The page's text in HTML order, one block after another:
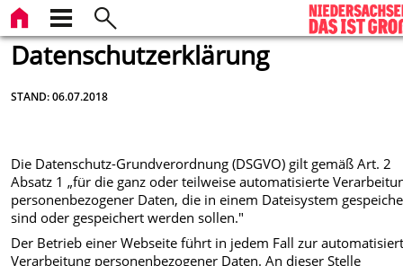
Datenschutzerklärung
STAND: 06.07.2018
Die Datenschutz-Grundverordnung (DSGVO) gilt gemäß Art. 2
Absatz 1 „für die ganz oder teilweise automatisierte
personenbezogener Daten, die in einem Dateisystem
sind oder gespeichert werden sollen."
Der Betrieb einer Webseite führt in jedem Fall zur
Verarbeitung personenbezogener Daten. An dieser Stelle